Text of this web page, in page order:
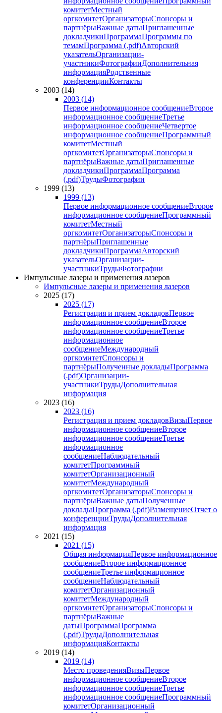
комитетМестный
оргкомитетОрганизаторыСпонсоры и
партнёрыВажные датыПриглашенные
докладчикиПрограммаПрограммы по
темамПрограмма (.pdf)Авторский
указательОрганизации-
участникиФотографииДополнительная
информацияРодственные
конференцииКонтакты
2003 (14)
2003 (14)
Первое информационное сообщениеВторое
информационное сообщениеТретье
информационное сообщениеЧетвертое
информационное сообщениеПрограммный
комитетМестный
оргкомитетОрганизаторыСпонсоры и
партнёрыВажные датыПриглашенные
докладчикиПрограммаПрограмма
(.pdf)ТрудыФотографии
1999 (13)
1999 (13)
Первое информационное сообщениеВторое
информационное сообщениеПрограммный
комитетМестный
оргкомитетОрганизаторыСпонсоры и
партнёрыПриглашенные
докладчикиПрограммаАвторский
указательОрганизации-
участникиТрудыФотографии
Импульсные лазеры и применения лазеров
Импульсные лазеры и применения лазеров
2025 (17)
2025 (17)
Регистрация и прием докладовПервое
информационное сообщениеВторое
информационное сообщениеТретье
информационное
сообщениеМеждународный
оргкомитетСпонсоры и
партнёрыПолученные докладыПрограмма
(.pdf)Организации-
участникиТрудыДополнительная
информация
2023 (16)
2023 (16)
Регистрация и прием докладовВизыПервое
информационное сообщениеВторое
информационное сообщениеТретье
информационное
сообщениеНаблюдательный
комитетПрограммный
комитетОрганизационный
комитетМеждународный
оргкомитетОрганизаторыСпонсоры и
партнёрыВажные датыПолученные
докладыПрограмма (.pdf)РазмещениеОтчет о
конференцииТрудыДополнительная
информация
2021 (15)
2021 (15)
Общая информацияПервое информационное
сообщениеВторое информационное
сообщениеТретье информационное
сообщениеНаблюдательный
комитетОрганизационный
комитетМеждународный
оргкомитетОрганизаторыСпонсоры и
партнёрыВажные
датыПрограммаПрограмма
(.pdf)ТрудыДополнительная
информацияКонтакты
2019 (14)
2019 (14)
Место проведенияВизыПервое
информационное сообщениеВторое
информационное сообщениеТретье
информационное сообщениеПрограммный
комитетОрганизационный